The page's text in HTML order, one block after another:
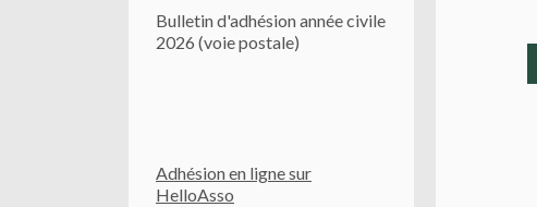
Bulletin d'adhésion année civile
2026 (voie postale)
Adhésion en ligne sur
HelloAsso